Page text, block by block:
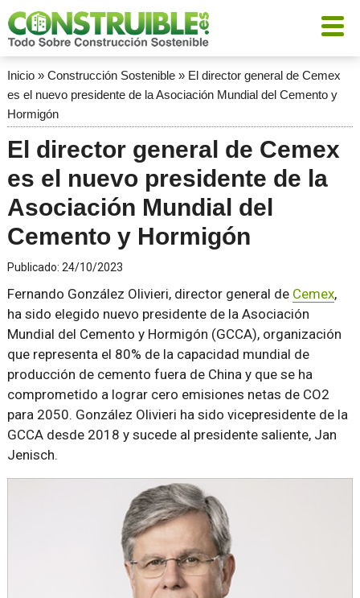
Inicio» Construcción Sostenible» El director general de Cemex
es el nuevo presidente de la Asociación Mundial del Cemento y
Hormigón
El director general de Cemex
es el nuevo presidente de la
Asociación Mundial del
Cemento y Hormigón
Publicado: 24/10/2023
Fernando González Olivieri, director general de Cemex,
ha sido elegido nuevo presidente de la Asociación
Mundial del Cemento y Hormigón (GCCA), organización
que representa el 80% de la capacidad mundial de
producción de cemento fuera de China y que se ha
comprometido a lograr cero emisiones netas de CO2
para 2050. González Olivieri ha sido vicepresidente de la
GCCA desde 2018 y sucede al presidente saliente, Jan
Jenisch.